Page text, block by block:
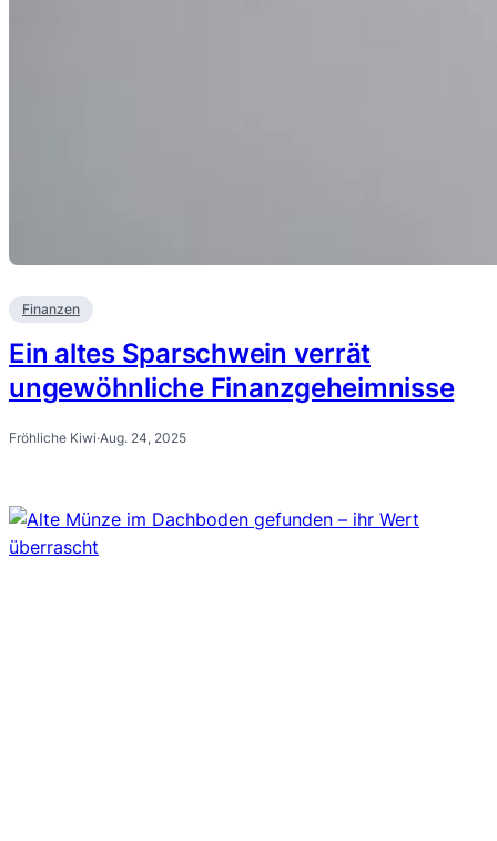
Finanzen
Ein altes Sparschwein verrät
ungewöhnliche Finanzgeheimnisse
Fröhliche Kiwi·Aug. 24, 2025